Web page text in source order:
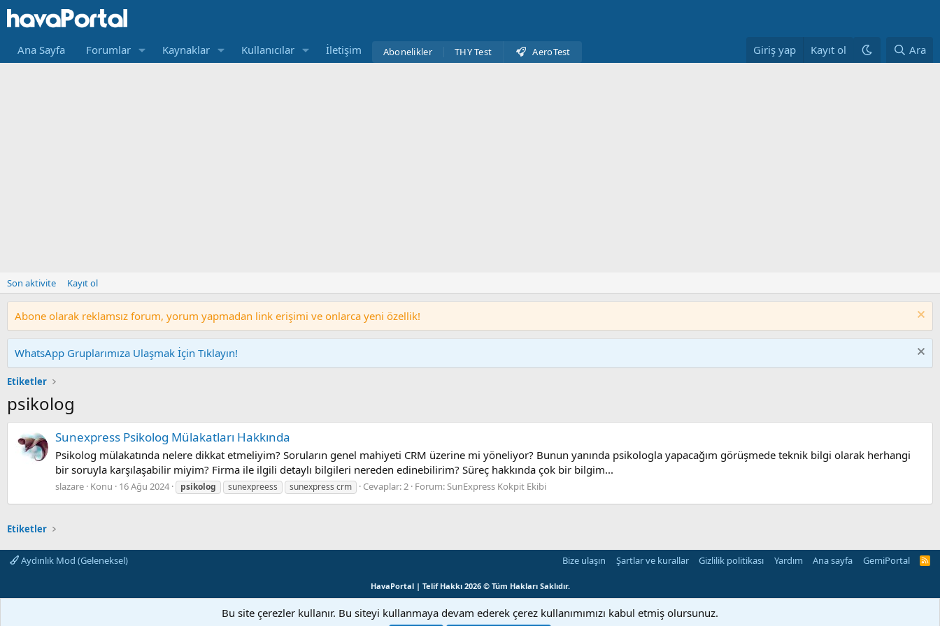
Ana Sayfa Forumlar Kaynaklar Kullanıcılar İletişim Abonelikler THY Test AeroTest Giriş yap Kayıt ol Ara
Son aktivite Kayıt ol
Abone olarak reklamsız forum, yorum yapmadan link erişimi ve onlarca yeni özellik!
WhatsApp Gruplarımıza Ulaşmak İçin Tıklayın!
Etiketler
psikolog
Sunexpress Psikolog Mülakatları Hakkında
Psikolog mülakatında nelere dikkat etmeliyim? Soruların genel mahiyeti CRM üzerine mi yöneliyor? Bunun yanında psikologla yapacağım görüşmede teknik bilgi olarak herhangi
bir soruyla karşılaşabilir miyim? Firma ile ilgili detaylı bilgileri nereden edinebilirim? Süreç hakkında çok bir bilgim...
slazare Konu 16 Ağu 2024 psikolog sunexpreess sunexpress crm Cevaplar: 2 Forum:SunExpress Kokpit Ekibi
Etiketler
Aydınlık Mod (Geleneksel) Bize ulaşın Şartlar ve kurallar Gizlilik politikası Yardım Ana sayfa GemiPortal
R
S
HavaPortal | Telif Hakkı 2026 © Tüm Hakları Saklıdır.
Bu site çerezler kullanır. Bu siteyi kullanmaya devam ederek çerez kullanımımızı kabul etmiş olursunuz.